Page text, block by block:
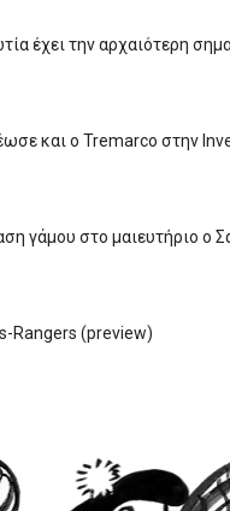
έχει την αρχαιότερη
και ο Tremarco στην
γάμου στο μαιευτήριο ο
Rangers (preview)